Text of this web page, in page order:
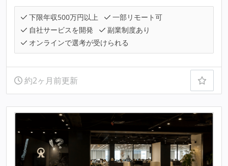
下限年収500万円以上
一部リモート可
自社サービスを開発
副業制度あり
オンラインで選考が受けられる
約2ヶ月前更新